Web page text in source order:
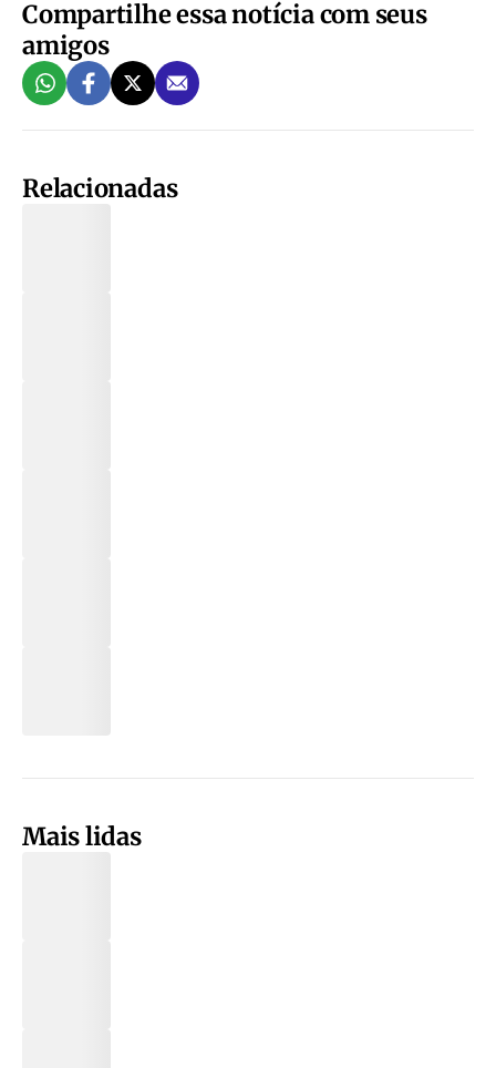
Compartilhe essa notícia com seus
amigos
Relacionadas
Mais lidas